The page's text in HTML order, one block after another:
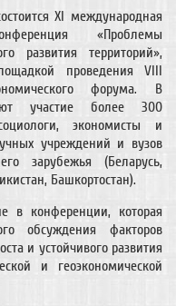
XI международная
«Проблемы
развития территорий»,
проведения VIII
форума. В
участие более 300
экономисты и
учреждений и вузов
зарубежья (Беларусь,
Башкортостан).
в конференции, которая
обсуждения факторов
и устойчивого развития
и геоэкономической